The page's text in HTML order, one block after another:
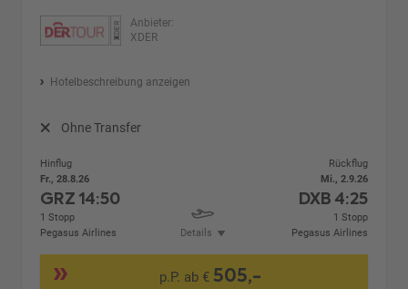
Anbieter:
XDER
Hotelbeschreibung anzeigen
Ohne Transfer
Hinflug
Fr., 28.8.26
GRZ14:50
1 Stopp
Pegasus Airlines
Details
Rückflug
Mi., 2.9.26
DXB 4:25
1 Stopp
Pegasus Airlines
p.P. ab € 505,-